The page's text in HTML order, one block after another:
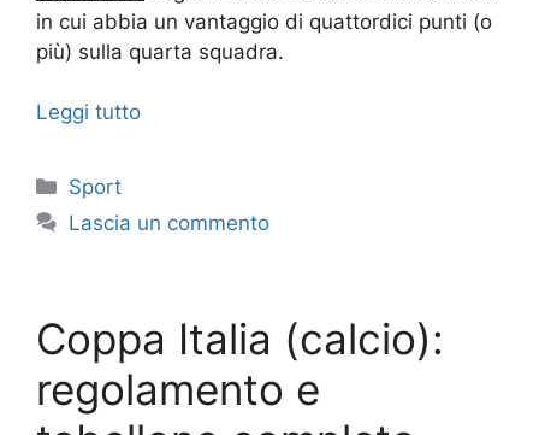
in cui abbia un vantaggio di quattordici punti (o
più) sulla quarta squadra.
Leggi tutto
Categorie
Sport
Lascia un commento
Coppa Italia (calcio):
regolamento e